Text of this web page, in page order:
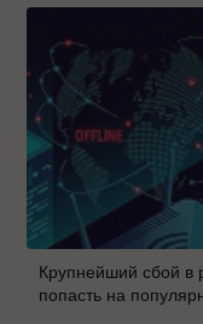
Крупнейший сбой в
попасть на